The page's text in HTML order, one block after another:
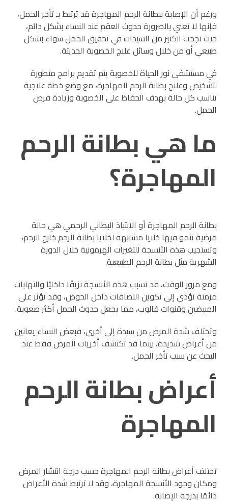
ورغم أن الإصابة ببطانة الرحم المهاجرة قد ترتبط بـ تأخر الحمل،
فإنها لا تعني بالضرورة حدوث العقم عند النساء بشكل دائم،
حيث نجحت الكثير من السيدات في تحقيق الحمل سواء بشكل
طبيعي أو من خلال وسائل علاج الخصوبة الحديثة.
في مستشفى نور الحياة للخصوبة يتم تقديم برامج متطورة
لتشخيص وعلاج بطانة الرحم المهاجرة، مع وضع خطة علاجية
تناسب كل حالة بهدف الحفاظ على الخصوبة وزيادة فرص
الحمل.
ما هي بطانة الرحم
المهاجرة؟
بطانة الرحم المهاجرة أو الانتباذ البطاني الرحمي هي حالة
مرضية تنمو فيها خلايا مشابهة لخلايا بطانة الرحم خارج الرحم،
وتستجيب هذه الأنسجة للتغيرات الهرمونية خلال الدورة
الشهرية مثل بطانة الرحم الطبيعية.
ومع مرور الوقت، قد تسبب هذه الأنسجة نزيفًا داخليًا والتهابات
مزمنة تؤدي إلى تكوين التصاقات داخل الحوض، وقد تؤثر على
المبيضين وقنوات فالوب، مما يجعل حدوث الحمل أكثر صعوبة.
وتختلف شدة المرض من سيدة إلى أخرى، فبعض النساء يعانين
من أعراض شديدة، بينما قد تكتشف أخريات المرض فقط عند
البحث عن سبب تأخر الحمل.
أعراض بطانة الرحم
المهاجرة
تختلف أعراض بطانة الرحم المهاجرة حسب درجة انتشار المرض
ومكان وجود الأنسجة المهاجرة، وقد لا ترتبط شدة الأعراض
دائمًا بدرجة الإصابة.